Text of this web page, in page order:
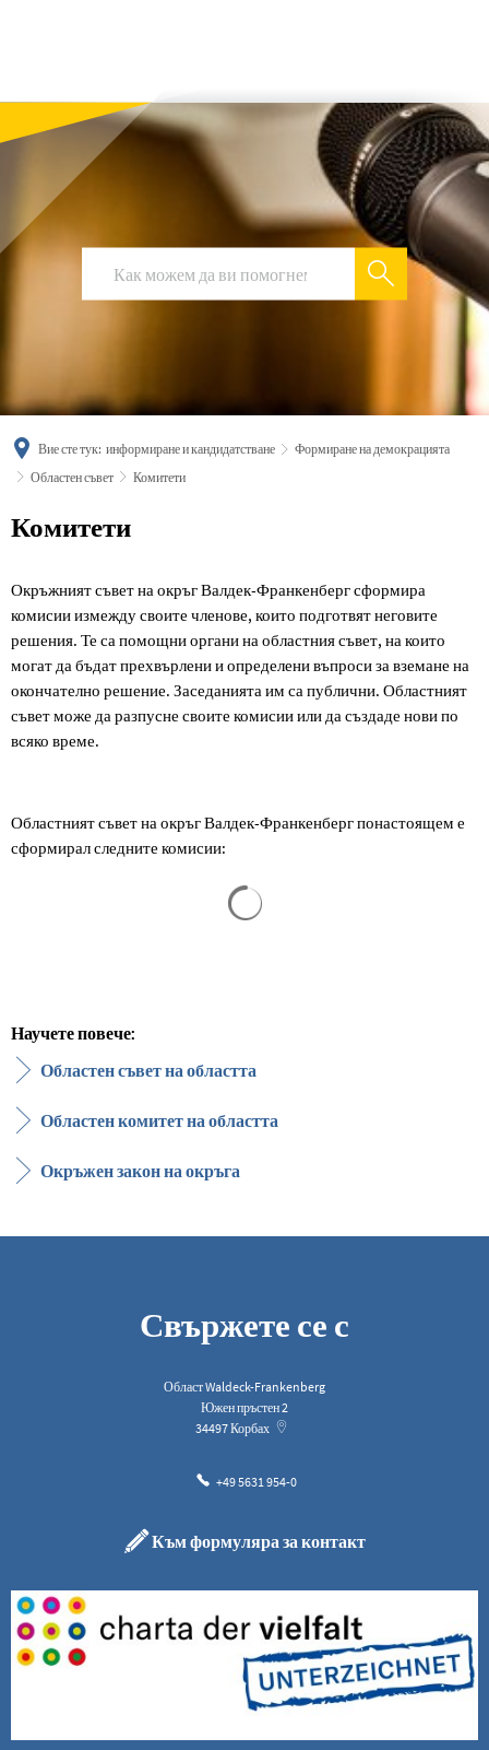
deutsch
Вие сте тук: информиране и кандидатстване
Формиране на демокрацията
Областен съвет
Комитети
Комитети
Комитети
Окръжният съвет на окръг Валдек-Франкенберг сформира
комисии измежду своите членове, които подготвят неговите
решения. Те са помощни органи на областния съвет, на които
могат да бъдат прехвърлени и определени въпроси за вземане на
окончателно решение. Заседанията им са публични. Областният
съвет може да разпусне своите комисии или да създаде нови по
всяко време.
Областният съвет на окръг Валдек-Франкенберг понастоящем е
сформирал следните комисии:
Научете повече:
Областен съвет на областта
Областен комитет на областта
Окръжен закон на окръга
Свържете се с
Област Waldeck-Frankenberg
Южен пръстен 2
34497Корбах
+49 5631 954-0
Към формуляра за контакт